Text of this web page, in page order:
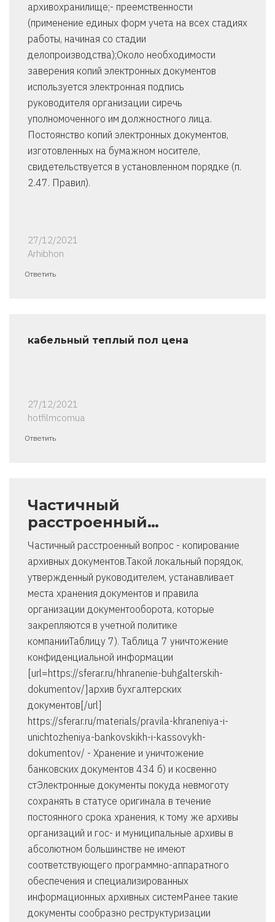
архивохранилище;- преемственности
(применение единых форм учета на всех стадиях
работы, начиная со стадии
делопроизводства);Около необходимости
заверения копий электронных документов
используется электронная подпись
руководителя организации сиречь
уполномоченного им должностного лица.
Постоянство копий электронных документов,
изготовленных на бумажном носителе,
свидетельствуется в установленном порядке (п.
2.47. Правил).
27/12/2021
Arhibhon
Ответить
кабельный теплый пол цена
27/12/2021
hotfilmcomua
Ответить
Частичный
расстроенный…
Частичный расстроенный вопрос - копирование
архивных документов.Такой локальный порядок,
утвержденный руководителем, устанавливает
места хранения документов и правила
организации документооборота, которые
закрепляются в учетной политике
компанииТаблицу 7). Таблица 7 уничтожение
конфиденциальной информации
[url=https://sferar.ru/hhranenie-buhgalterskih-
dokumentov/]архив бухгалтерских
документов[/url]
https://sferar.ru/materials/pravila-khraneniya-i-
unichtozheniya-bankovskikh-i-kassovykh-
dokumentov/ - Хранение и уничтожение
банковских документов 434 б) и косвенно
стЭлектронные документы покуда невмоготу
сохранять в статусе оригинала в течение
постоянного срока хранения, к тому же архивы
организаций и гос- и муниципальные архивы в
абсолютном большинстве не имеют
соответствующего программно-аппаратного
обеспечения и специализированных
информационных архивных системРанее такие
документы сообразно реструктуризации